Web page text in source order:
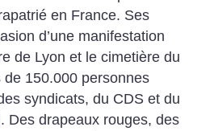
en France. Ses
d’une manifestation
de Lyon et le cimetière du
150.000 personnes
syndicats, du CDS et du
. Des drapeaux rouges, des